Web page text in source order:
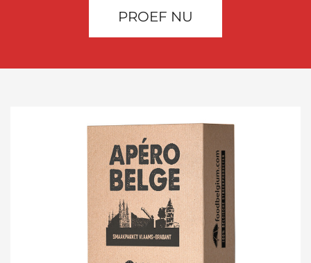
PROEF NU